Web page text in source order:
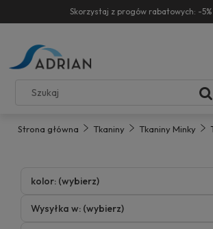
Skorzystaj z progów rabatowych: -5%
Strona główna Tkaniny Tkaniny Minky
kolor: (wybierz)
Wysyłka w: (wybierz)